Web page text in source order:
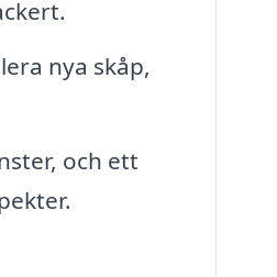
nya skåp,
och ett